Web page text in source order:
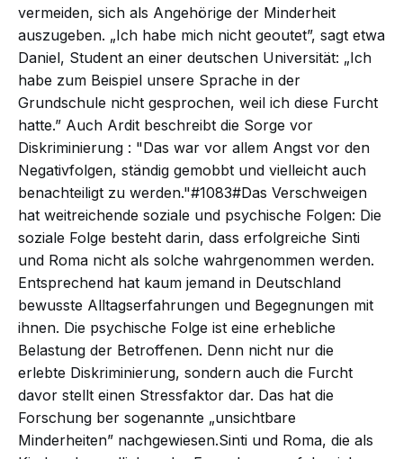
vermeiden, sich als Angehörige der Minderheit
auszugeben. „Ich habe mich nicht geoutet”, sagt etwa
Daniel, Student an einer deutschen Universität: „Ich
habe zum Beispiel unsere Sprache in der
Grundschule nicht gesprochen, weil ich diese Furcht
hatte.” Auch Ardit beschreibt die Sorge vor
Diskriminierung : "Das war vor allem Angst vor den
Negativfolgen, ständig gemobbt und vielleicht auch
benachteiligt zu werden."#1083#Das Verschweigen
hat weitreichende soziale und psychische Folgen: Die
soziale Folge besteht darin, dass erfolgreiche Sinti
und Roma nicht als solche wahrgenommen werden.
Entsprechend hat kaum jemand in Deutschland
bewusste Alltagserfahrungen und Begegnungen mit
ihnen. Die psychische Folge ist eine erhebliche
Belastung der Betroffenen. Denn nicht nur die
erlebte Diskriminierung, sondern auch die Furcht
davor stellt einen Stressfaktor dar. Das hat die
Forschung ber sogenannte „unsichtbare
Minderheiten” nachgewiesen.Sinti und Roma, die als